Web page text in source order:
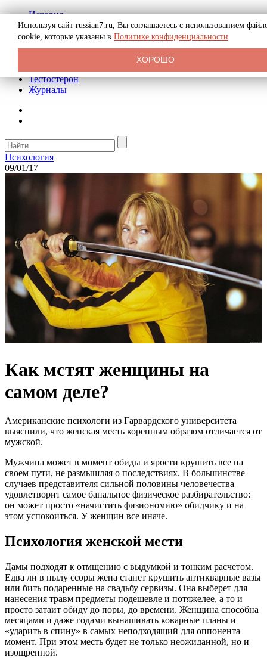
История
Биография
Криминал
Реклама на сайте
Тестостерон
Журналы
Психология
09/01/17
Как мстят женщины на
самом деле?
Американские психологи из Гарвардского университета
выяснили, что женская месть коренным образом отличается от
мужской.
Мужчина может в момент обиды и ярости крушить все на
своем пути, не размышляя о последствиях. В большинстве
случаев представителя сильной половины человечества
удовлетворит самое банальное физическое разбирательство:
он может просто «начистить физиономию» обидчику и на
этом успокоиться. У женщин все иначе.
Психология женской мести
Дамы подходят к отмщению с выдумкой и тонким расчетом.
Едва ли в пылу ссоры жена станет крушить антикварные вазы
или бить подаренные на свадьбу сервизы. Она выберет для
нанесения травм предметы подешевле и потяжелее, а то и
просто затаит обиду до поры, до времени. Женщина способна
месяцами и даже годами вынашивать коварные планы и
«ударить в спину» в самых неподходящий для оппонента
момент. При этом месть будет не только неожиданной, но и
изощренной.
Используя сайт russian7.ru, Вы соглашаетесь с использованием
cookie, которые указаны в Политике конфиденциальности
ХОРОШО